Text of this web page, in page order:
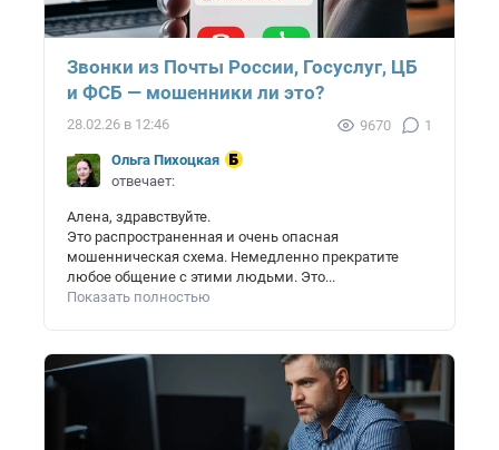
Звонки из Почты России, Госуслуг, ЦБ
и ФСБ — мошенники ли это?
28.02.26 в 12:46 9670 1
Ольга Пихоцкая
отвечает:
Алена, здравствуйте.
Это распространенная и очень опасная
мошенническая схема. Немедленно прекратите
любое общение с этими людьми. Это...
Показать полностью